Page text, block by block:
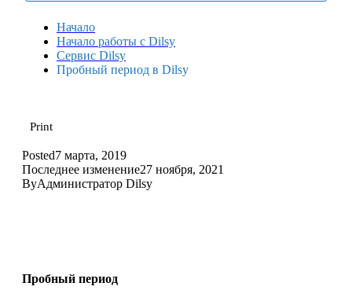
Начало
Начало работы с Dilsy
Сервис Dilsy
Пробный период в Dilsy
Print
Posted7 марта, 2019
Последнее изменение27 ноября, 2021
ByАдминистратор Dilsy
Пробный период